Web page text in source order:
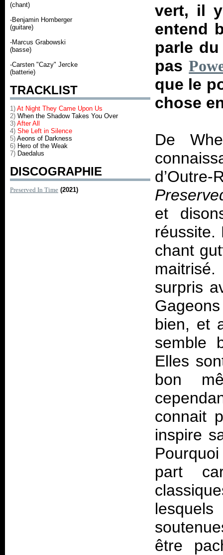
(chant)
-Benjamin Homberger
(guitare)
-Marcus Grabowski
(basse)
-Carsten "Cazy" Jercke
(batterie)
TRACKLIST
1) At Night They Came Upon Us
2) When the Shadow Takes You Over
3) After All
4) She Left in Silence
5) Aeons of Darkness
6) Hero of the Weak
7) Daedalus
DISCOGRAPHIE
Preserved In Time (2021)
vert, il
entend
parle
pas
que le
chose
De
et
réussite.
chant
surpris
bien, et
semble
Elles
bon
connait
inspire
part
être